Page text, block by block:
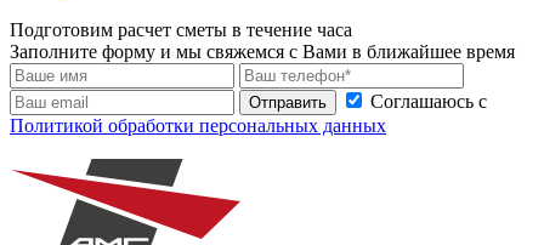
Подготовим расчет сметы в течение часа
Заполните форму и мы свяжемся с Вами в ближайшее время
Отправить
Соглашаюсь с
Политикой обработки персональных данных